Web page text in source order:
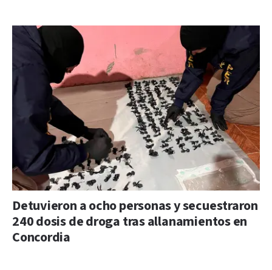
Detuvieron a ocho personas y secuestraron
240 dosis de droga tras allanamientos en
Concordia